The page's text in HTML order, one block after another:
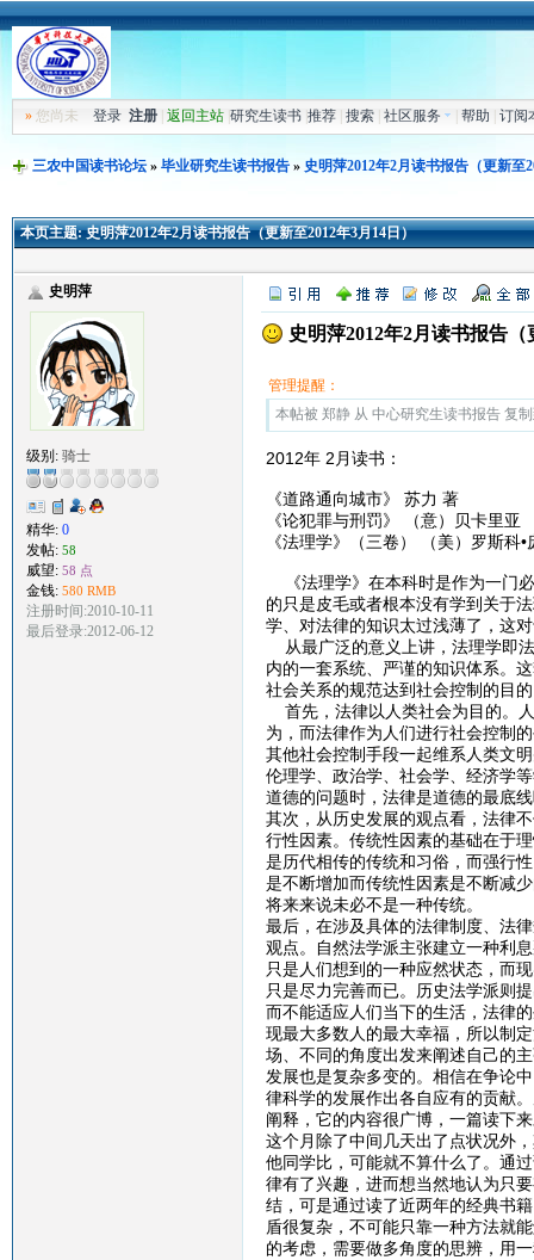
»您尚未 登录 注册| 返回主站| 研究生读书| 推荐| 搜索| 社区服务 帮助 订阅
三农中国读书论坛» 毕业研究生读书报告» 史明萍2012年2月读书报告（更新至
本页主题:史明萍2012年2月读书报告（更新至2012年3月14日）
史明萍
级别: 骑士
精华: 0
发帖: 58
威望: 58 点
金钱: 580 RMB
注册时间:2010-10-11
最后登录:2012-06-12
史明萍2012年2月读书报告
管理提醒：
本帖被 郑静 从 中心研究生读书报告 复
2012年 2月读书：
《道路通向城市》 苏力 著
《论犯罪与刑罚》 （意）贝卡里亚
《法理学》（三卷） （美）罗斯科•
《法理学》在本科时是作为一门
的只是皮毛或者根本没有学到关于
学、对法律的知识太过浅薄了，这
从最广泛的意义上讲，法理学即
内的一套系统、严谨的知识体系。
社会关系的规范达到社会控制的目
首先，法律以人类社会为目的。
为，而法律作为人们进行社会控制
其他社会控制手段一起维系人类文
伦理学、政治学、社会学、经济学
道德的问题时，法律是道德的最底
其次，从历史发展的观点看，法律
行性因素。传统性因素的基础在于
是历代相传的传统和习俗，而强行
是不断增加而传统性因素是不断减
将来来说未必不是一种传统。
最后，在涉及具体的法律制度、法
观点。自然法学派主张建立一种利
只是人们想到的一种应然状态，而
只是尽力完善而已。历史法学派则
而不能适应人们当下的生活，法律
现最大多数人的最大幸福，所以制
场、不同的角度出发来阐述自己的
发展也是复杂多变的。相信在争论
律科学的发展作出各自应有的贡献
阐释，它的内容很广博，一篇读下
这个月除了中间几天出了点状况外
他同学比，可能就不算什么了。通
律有了兴趣，进而想当然地认为只
结，可是通过读了近两年的经典书
盾很复杂，不可能只靠一种方法就
的考虑，需要做多角度的思辨，用